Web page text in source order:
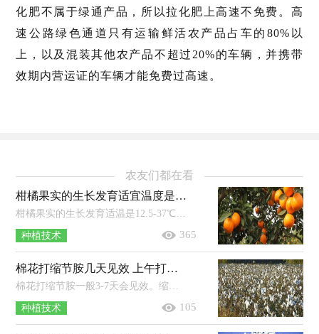
化肥不属于绿通产品，所以拉化肥上高速不免费。高
速公路绿色通道只有运输鲜活农产品占车的80%以
上，以及混装其他农产品不超过20%的车辆，并携带
效期内营运证的车辆才能免费过高速。
农友们都在看
柑橘果实的生长发育适宜温度是 附种植方法和条件
柑橘果实的生长发育适温是12.5-37℃，秋季花芽分化时，白天适温为20℃左右，晚上适温为10℃左右。年日照时长达到1200-2200小时的地区适...
种植技术 365
棉花打缩节胺几天见效 上午打还是下午打好 打多了用什么方法补救
棉花打缩节胺一般3-7天会见效。缩节胺的优点：可以延缓棉花主茎、果枝的伸长，防止棉花徒长；能有效控制棉花顶芽、叶枝和腋芽的生长；能...
种植技术 105